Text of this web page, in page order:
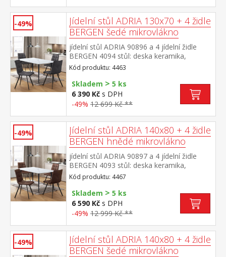
cm rozměr stolu (š/h/v) 130 × 70 × 75
cm rozměr židle (š/h/v) 45 × 53 × 88 cm
-49%
Jídelní stůl ADRIA 130x70 + 4 židle
BERGEN šedé mikrovlákno
jídelní stůl ADRIA 90896 a 4 jídelní židle
BERGEN 4094 stůl: deska keramika,
barevné provedení imitace
mramoru kovová konstrukce, barevné
provedení černá židle: potah broušená kůže
– imitace mikrovlákno, barevné provedení
antracitová kovová konstrukce, barevné
cm rozměr stolu (š/h/v) 130 × 70 × 75
cm rozměr židle (š/h/v) 45 × 53 × 88 cm
Kód produktu: 4463
Skladem > 5 ks
6 390 Kč s DPH
-49% 12 699 Kč **
-49%
Jídelní stůl ADRIA 140x80 + 4 židle
BERGEN hnědé mikrovlákno
jídelní stůl ADRIA 90897 a 4 jídelní židle
BERGEN 4093 stůl: deska keramika,
barevné provedení imitace
mramoru kovová konstrukce, barevné
provedení černá židle: potah broušená kůže
– imitace mikrovlákno, barevné provedení
hnědá kovová konstrukce, barevné
cm rozměr stolu (š/h/v) 140 × 70 × 75
cm rozměr židle (š/h/v) 45 × 53 × 88 cm
Kód produktu: 4467
Skladem > 5 ks
6 590 Kč s DPH
-49% 12 999 Kč **
-49%
Jídelní stůl ADRIA 140x80 + 4 židle
BERGEN šedé mikrovlákno